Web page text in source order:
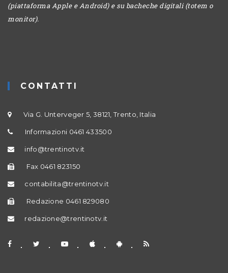
(piattaforma Apple e Android) e su bacheche digitali (totem o
monitor).
CONTATTI
Via G. Unterveger 5, 38121, Trento, Italia
Informazioni 0461 433500
info@trentinotv.it
Fax 0461 823150
contabilita@trentinotv.it
Redazione 0461 829080
redazione@trentinotv.it